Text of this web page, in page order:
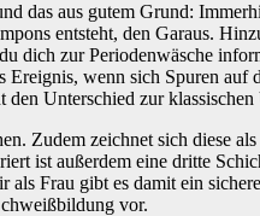
das aus gutem Grund:
entsteht, den Garaus.
dich zur Periodenwäsche
Ereignis, wenn sich Spuren
Unterschied zur
Zudem zeichnet sich diese
ist außerdem eine dritte
Frau gibt es damit ein
vor.